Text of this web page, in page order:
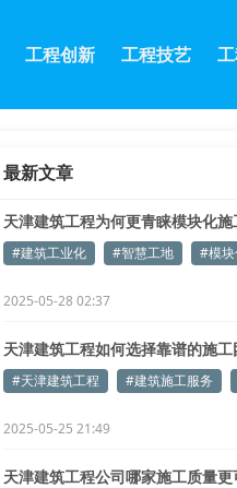
工程创新 工程技艺
最新文章
天津建筑工程为何更青睐模块化施
#建筑工业化 #智慧工地 #模
2025-05-28 02:37
天津建筑工程如何选择靠谱的施工
#天津建筑工程 #建筑施工服务
2025-05-25 21:49
天津建筑工程公司哪家施工质量更